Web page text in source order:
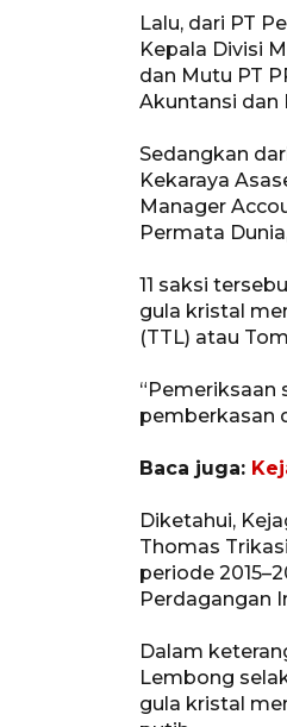
Lalu, dari PT
Kepala Divisi
dan Mutu PT
Akuntansi dan
Sedangkan
Kekaraya
Manager
Permata
11 saksi
gula kristal
(TTL) atau
pemberkasan
Baca juga:
Diketahui,
Thomas
periode
Perdagangan
Dalam
Lembong
gula kristal